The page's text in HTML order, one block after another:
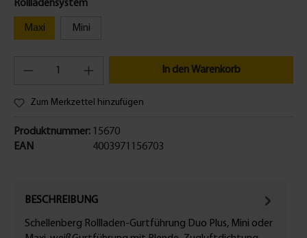
Rollladensystem
Maxi Mini
In den Warenkorb
Zum Merkzettel hinzufügen
Produktnummer:
EAN
15670
4003971156703
BESCHREIBUNG
Schellenberg Rollladen-Gurtführung Duo Plus, Mini oder